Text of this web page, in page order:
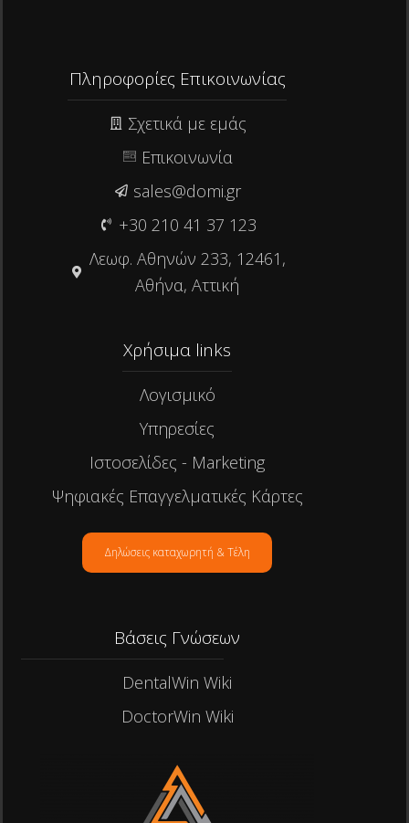
Πληροφορίες Επικοινωνίας
Σχετικά με εμάς
Επικοινωνία
sales@domi.gr
+30 210 41 37 123
Λεωφ. Αθηνών 233, 12461,
Αθήνα, Αττική
Χρήσιμα links​
Λογισμικό
Υπηρεσίες
Ιστοσελίδες - Marketing
Ψηφιακές Επαγγελματικές Κάρτες
Δηλώσεις καταχωρητή & Τέλη
Βάσεις Γνώσεων
DentalWin Wiki
DoctorWin Wiki